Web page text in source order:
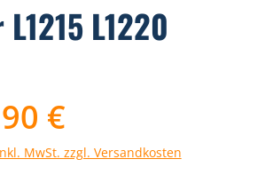
L1220
€
MwSt. zzgl. Versandkosten